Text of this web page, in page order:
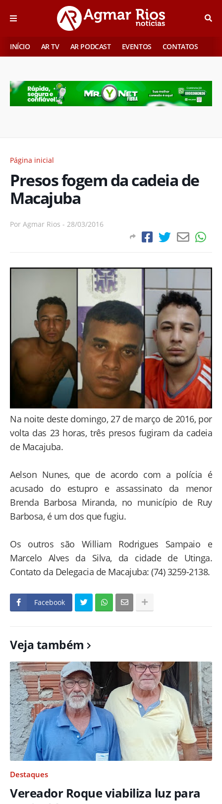
INÍCIO AR TV AR PODCAST EVENTOS CONTATOS
Página inicial
Presos fogem da cadeia de
Macajuba
Por Agmar Rios - 28/03/2016
Na noite deste domingo, 27 de março de 2016, por
volta das 23 horas, três presos fugiram da cadeia
de Macajuba.
Aelson Nunes, que de acordo com a polícia é
acusado do estupro e assassinato da menor
Brenda Barbosa Miranda, no município de Ruy
Barbosa, é um dos que fugiu.
Os outros são William Rodrigues Sampaio e
Marcelo Alves da Silva, da cidade de Utinga.
Contato da Delegacia de Macajuba: (74) 3259-2138.
Facebook
Veja também
Destaques
Vereador Roque viabiliza luz para